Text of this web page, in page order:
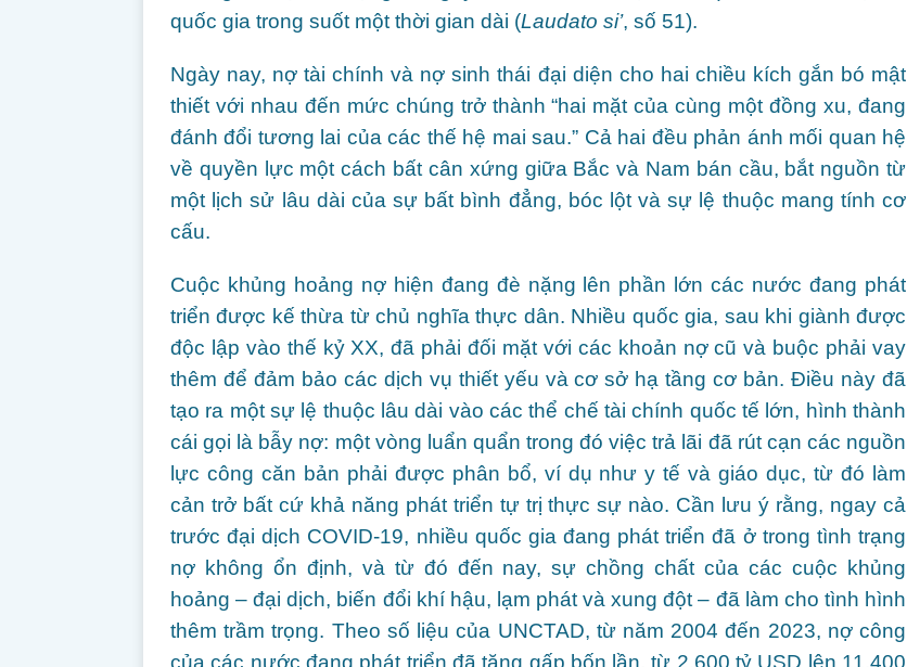
quốc gia trong suốt một thời gian dài (Laudato si’, số 51).
Ngày nay, nợ tài chính và nợ sinh thái đại diện cho hai chiều kích gắn bó mật
thiết với nhau đến mức chúng trở thành “hai mặt của cùng một đồng xu, đang
đánh đổi tương lai của các thế hệ mai sau.” Cả hai đều phản ánh mối quan hệ
về quyền lực một cách bất cân xứng giữa Bắc và Nam bán cầu, bắt nguồn từ
một lịch sử lâu dài của sự bất bình đẳng, bóc lột và sự lệ thuộc mang tính cơ
cấu.
Cuộc khủng hoảng nợ hiện đang đè nặng lên phần lớn các nước đang phát
triển được kế thừa từ chủ nghĩa thực dân. Nhiều quốc gia, sau khi giành được
độc lập vào thế kỷ XX, đã phải đối mặt với các khoản nợ cũ và buộc phải vay
thêm để đảm bảo các dịch vụ thiết yếu và cơ sở hạ tầng cơ bản. Điều này đã
tạo ra một sự lệ thuộc lâu dài vào các thể chế tài chính quốc tế lớn, hình thành
cái gọi là bẫy nợ: một vòng luẩn quẩn trong đó việc trả lãi đã rút cạn các nguồn
lực công căn bản phải được phân bổ, ví dụ như y tế và giáo dục, từ đó làm
cản trở bất cứ khả năng phát triển tự trị thực sự nào. Cần lưu ý rằng, ngay cả
trước đại dịch COVID-19, nhiều quốc gia đang phát triển đã ở trong tình trạng
nợ không ổn định, và từ đó đến nay, sự chồng chất của các cuộc khủng
hoảng – đại dịch, biến đổi khí hậu, lạm phát và xung đột – đã làm cho tình hình
thêm trầm trọng. Theo số liệu của UNCTAD, từ năm 2004 đến 2023, nợ công
của các nước đang phát triển đã tăng gấp bốn lần, từ 2.600 tỷ USD lên 11.400